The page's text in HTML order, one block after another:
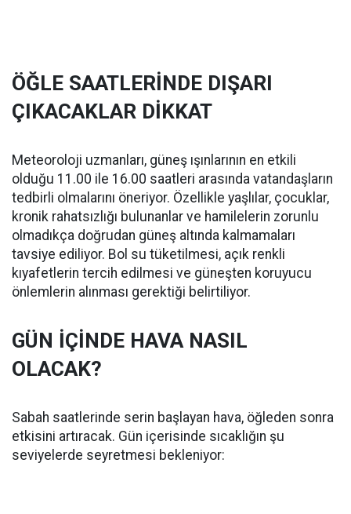
ÖĞLE SAATLERİNDE DIŞARI
ÇIKACAKLAR DİKKAT
Meteoroloji uzmanları, güneş ışınlarının en etkili
olduğu 11.00 ile 16.00 saatleri arasında vatandaşların
tedbirli olmalarını öneriyor. Özellikle yaşlılar, çocuklar,
kronik rahatsızlığı bulunanlar ve hamilelerin zorunlu
olmadıkça doğrudan güneş altında kalmamaları
tavsiye ediliyor. Bol su tüketilmesi, açık renkli
kıyafetlerin tercih edilmesi ve güneşten koruyucu
önlemlerin alınması gerektiği belirtiliyor.
GÜN İÇİNDE HAVA NASIL
OLACAK?
Sabah saatlerinde serin başlayan hava, öğleden sonra
etkisini artıracak. Gün içerisinde sıcaklığın şu
seviyelerde seyretmesi bekleniyor: